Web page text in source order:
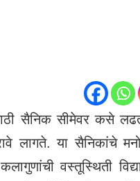
सैनिक सीमेवर कसे
लागते. या सैनिकांचे
वस्तूस्थिती